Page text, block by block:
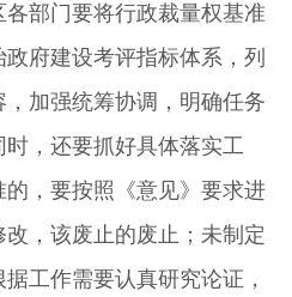
部门要将行政裁量权基准
府建设考评指标体系，列
加强统筹协调，明确任务
，还要抓好具体落实工
，要按照《意见》要求进
，该废止的废止；未制定
工作需要认真研究论证，